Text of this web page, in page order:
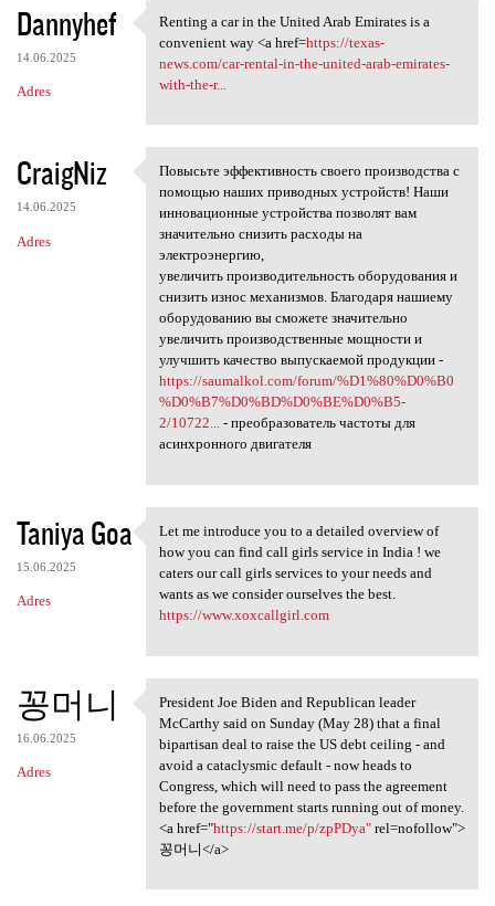
Dannyhef
14.06.2025
Adres
Renting a car in the United
Renting a car in the United Arab Emirates is a
convenient way <a href=https://texas-
news.com/car-rental-in-the-united-arab-emirates-
with-the-r...
CraigNiz
14.06.2025
Adres
Повысьте эффективность своего
Повысьте эффективность своего производства с
помощью наших приводных устройств! Наши
инновационные устройства позволят вам
значительно снизить расходы на
электроэнергию,
увеличить производительность оборудования и
снизить износ механизмов. Благодаря нашиему
оборудованию вы сможете значительно
увеличить производственные мощности и
улучшить качество выпускаемой продукции -
https://saumalkol.com/forum/%D1%80%D0%B0
%D0%B7%D0%BD%D0%BE%D0%B5-
2/10722...- преобразователь частоты для
асинхронного двигателя
Taniya Goa
15.06.2025
Adres
Let me introduce you to a
Let me introduce you to a detailed overview of
how you can find call girls service in India ! we
caters our call girls services to your needs and
wants as we consider ourselves the best.
https://www.xoxcallgirl.com
꽁머니
16.06.2025
Adres
President Joe Biden and
President Joe Biden and Republican leader
McCarthy said on Sunday (May 28) that a final
bipartisan deal to raise the US debt ceiling - and
avoid a cataclysmic default - now heads to
Congress, which will need to pass the agreement
before the government starts running out of money.
<a href="https://start.me/p/zpPDya"rel=nofollow">
꽁머니</a>